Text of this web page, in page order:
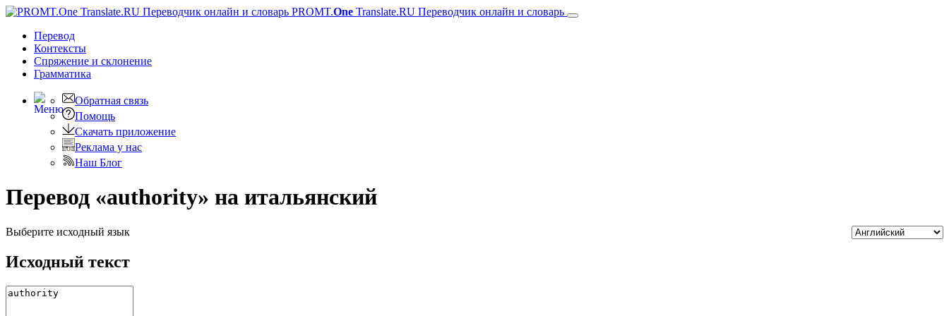
PROMT.One Translate.RU Переводчик онлайн и словарь
Перевод
Контексты
Спряжение и склонение
Грамматика
Обратная связь
Помощь
Скачать приложение
Реклама у нас
Наш Блог
Перевод «authority» на итальянский
Выберите исходный язык
Исходный текст